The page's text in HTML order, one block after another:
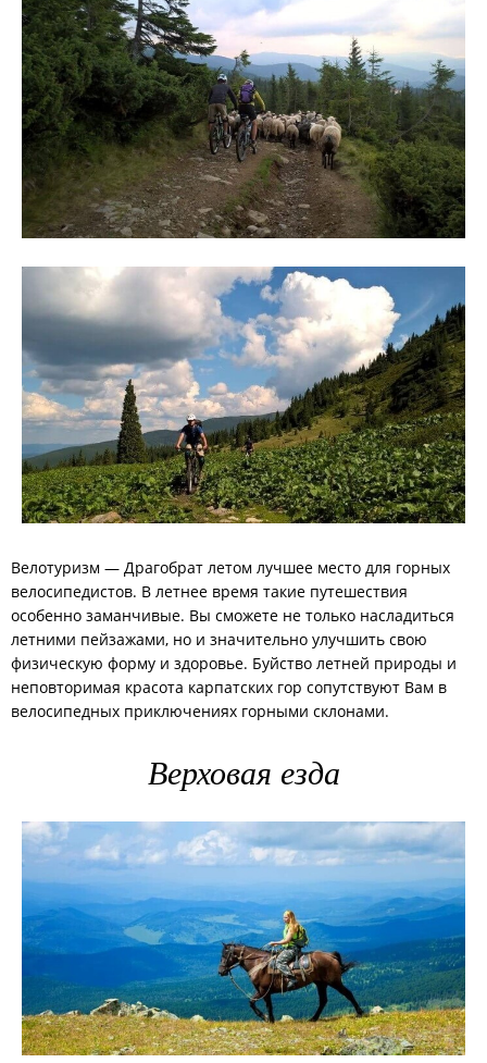
Велотуризм — Драгобрат летом лучшее место для горных
велосипедистов. В летнее время такие путешествия
особенно заманчивые. Вы сможете не только насладиться
летними пейзажами, но и значительно улучшить свою
физическую форму и здоровье. Буйство летней природы и
неповторимая красота карпатских гор сопутствуют Вам в
велосипедных приключениях горными склонами.
Верховая езда